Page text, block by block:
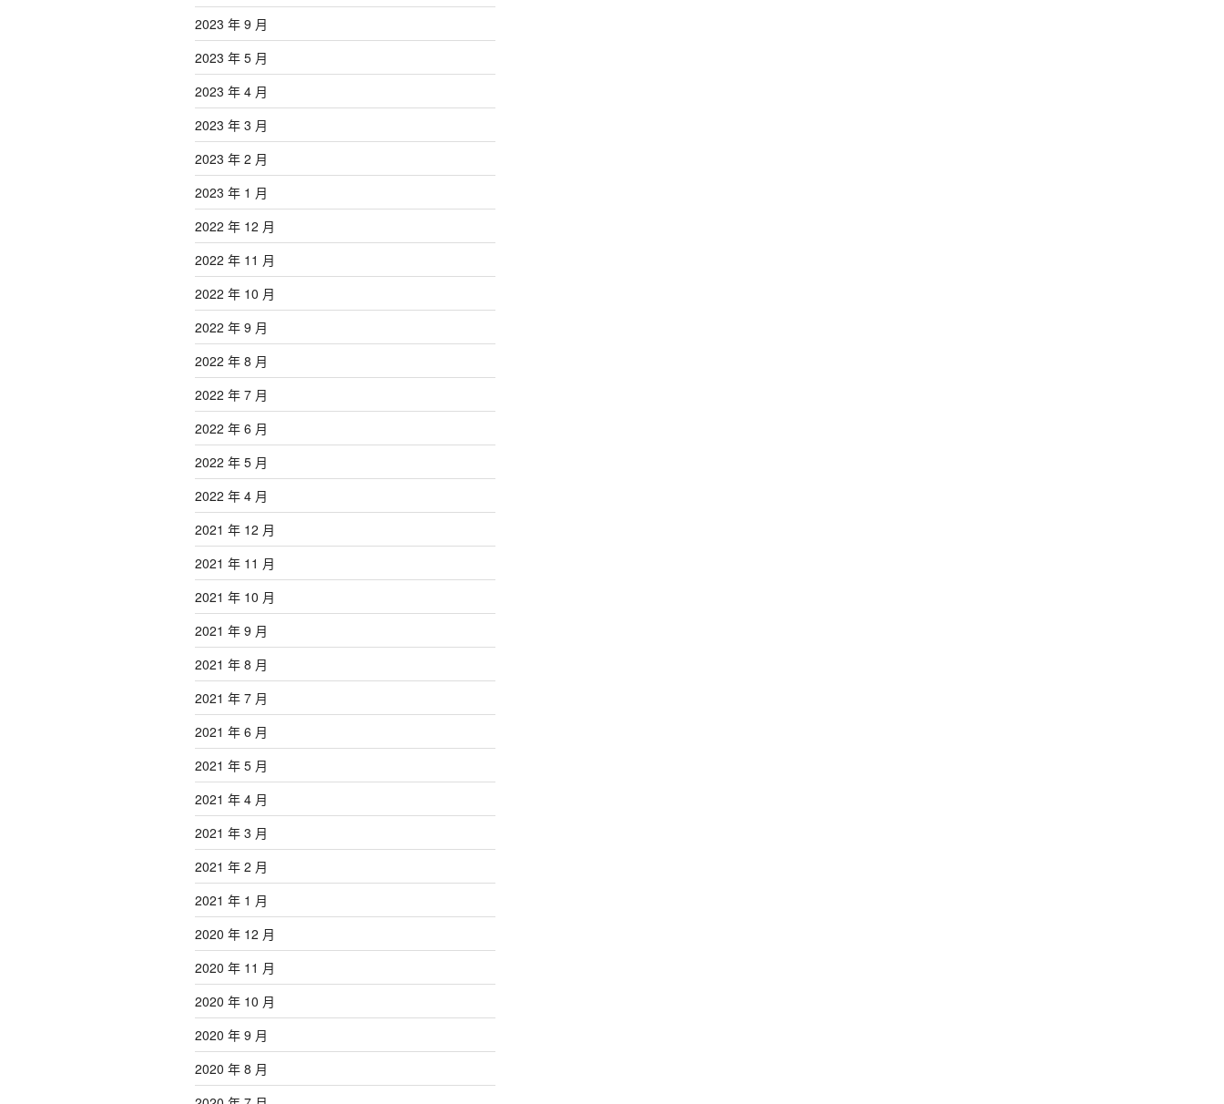
2023 年 9 月
2023 年 5 月
2023 年 4 月
2023 年 3 月
2023 年 2 月
2023 年 1 月
2022 年 12 月
2022 年 11 月
2022 年 10 月
2022 年 9 月
2022 年 8 月
2022 年 7 月
2022 年 6 月
2022 年 5 月
2022 年 4 月
2021 年 12 月
2021 年 11 月
2021 年 10 月
2021 年 9 月
2021 年 8 月
2021 年 7 月
2021 年 6 月
2021 年 5 月
2021 年 4 月
2021 年 3 月
2021 年 2 月
2021 年 1 月
2020 年 12 月
2020 年 11 月
2020 年 10 月
2020 年 9 月
2020 年 8 月